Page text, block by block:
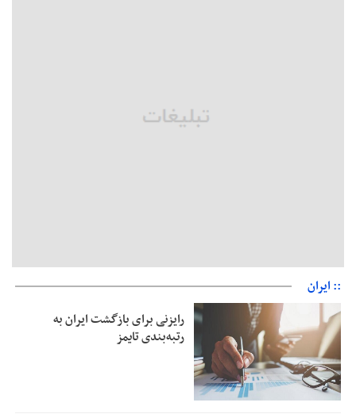
:: ایران
رایزنی برای بازگشت ایران به
رتبه‌بندی تایمز